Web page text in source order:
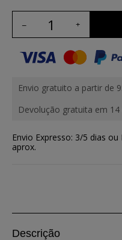
Envio gratuito a partir de
Devolução gratuita em 14
Envio Expresso: 3/5 dias
aprox.
Descrição